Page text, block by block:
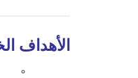
الأهداف